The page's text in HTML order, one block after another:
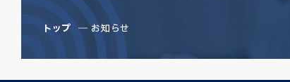
トップ お知らせ